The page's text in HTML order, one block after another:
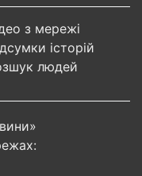
з мережі
історій
людей